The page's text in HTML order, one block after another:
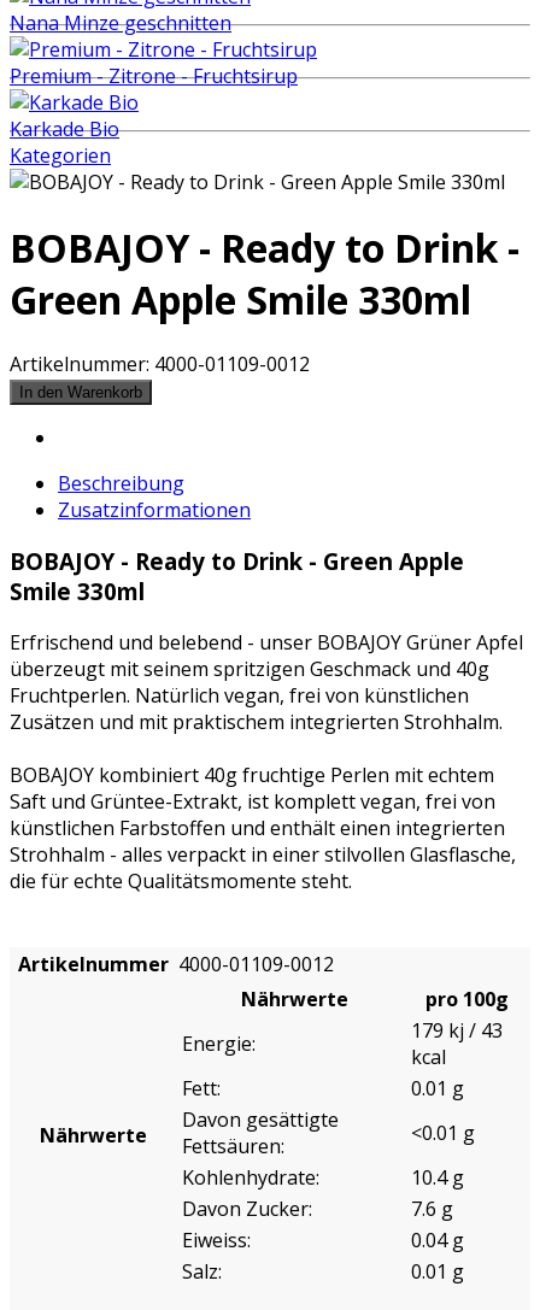
Nana Minze geschnitten
Premium - Zitrone - Fruchtsirup
Karkade Bio
Kategorien
BOBAJOY - Ready to Drink -
Green Apple Smile 330ml
Artikelnummer: 4000-01109-0012
Beschreibung
Zusatzinformationen
BOBAJOY - Ready to Drink - Green Apple
Smile 330ml
Erfrischend und belebend - unser BOBAJOY Grüner Apfel
überzeugt mit seinem spritzigen Geschmack und 40g
Fruchtperlen. Natürlich vegan, frei von künstlichen
Zusätzen und mit praktischem integrierten Strohhalm.
BOBAJOY kombiniert 40g fruchtige Perlen mit echtem
Saft und Grüntee-Extrakt, ist komplett vegan, frei von
künstlichen Farbstoffen und enthält einen integrierten
Strohhalm - alles verpackt in einer stilvollen Glasflasche,
die für echte Qualitätsmomente steht.
Artikelnummer 4000-01109-0012
Nährwerte
Nährwerte
pro 100g
Energie:
179 kj / 43
kcal
Fett:
0.01 g
Davon gesättigte
Fettsäuren:
<0.01 g
Kohlenhydrate:
10.4 g
Davon Zucker:
7.6 g
Eiweiss:
0.04 g
Salz:
0.01 g